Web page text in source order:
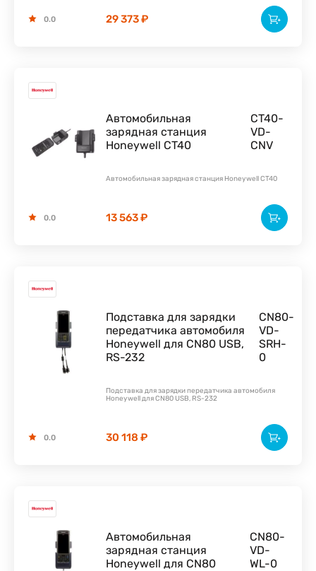
29 373 ₽
0.0
Автомобильная
зарядная станция
Honeywell CT40
CT40-
VD-
CNV
Автомобильная зарядная станция Honeywell CT40
13 563 ₽
0.0
Подставка для зарядки
передатчика автомобиля
Honeywell для CN80 USB,
RS-232
CN80-
VD-
SRH-
0
Подставка для зарядки передатчика автомобиля
Honeywell для CN80 USB, RS-232
30 118 ₽
0.0
Автомобильная
зарядная станция
Honeywell для CN80
CN80-
VD-
WL-0